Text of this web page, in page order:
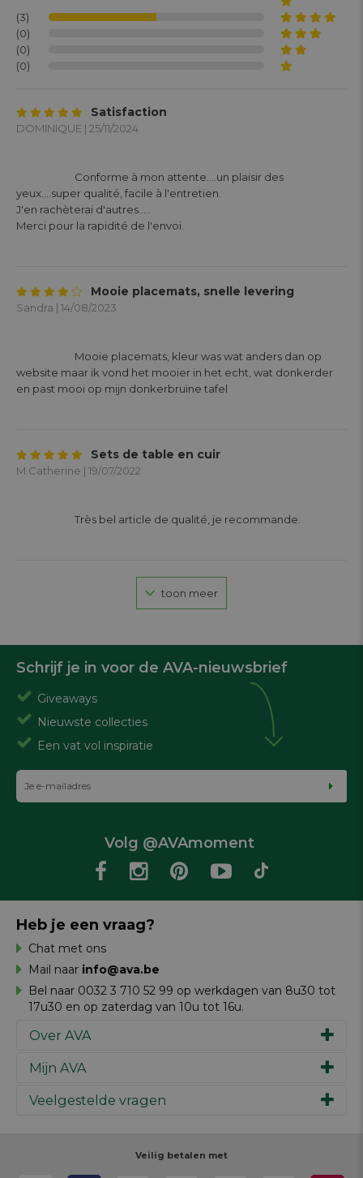
(3)
(0)
(0)
(0)
Satisfaction
DOMINIQUE | 25/11/2024
yeux....super qualité, facile à l'entretien.
J'en rachèterai d'autres.....
Merci pour la rapidité de l'envoi.
Mooie placemats, snelle levering
Sandra | 14/08/2023
website maar ik vond het mooier in het echt, wat donkerder
en past mooi op mijn donkerbruine tafel
Sets de table en cuir
M.Catherine | 19/07/2022
toon meer
Schrijf je in voor de AVA-nieuwsbrief
Giveaways
Nieuwste collecties
Een vat vol inspiratie
Volg @AVAmoment
Over AVA
Ons verhaal
Werken bij AVA
Mijn AVA
Inspiratie
Veelgestelde vragen
Heb je een vraag?
Chat met ons
Mail naar info@ava.be
Bel naar 0032 3 710 52 99 op werkdagen van 8u30 tot
17u30 en op zaterdag van 10u tot 16u.
Veilig betalen met